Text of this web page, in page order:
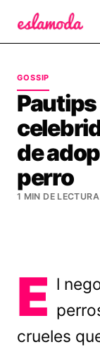
GOSSIP
Pautips
de
perro
1 MIN DE LECTURA
E l
crueles